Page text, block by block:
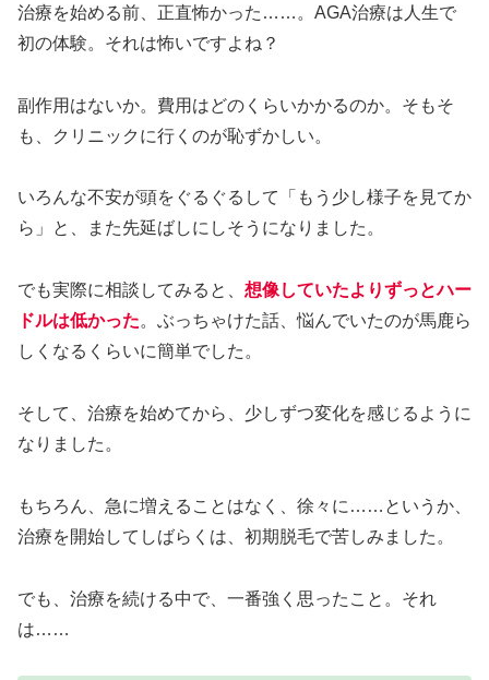
治療を始める前、正直怖かった……。AGA治療は人生で
初の体験。それは怖いですよね？
副作用はないか。費用はどのくらいかかるのか。そもそ
も、クリニックに行くのが恥ずかしい。
いろんな不安が頭をぐるぐるして「もう少し様子を見てか
ら」と、また先延ばしにしそうになりました。
でも実際に相談してみると、 想像していたよりずっとハー
ドルは低かった。ぶっちゃけた話、悩んでいたのが馬鹿ら
しくなるくらいに簡単でした。
そして、治療を始めてから、少しずつ変化を感じるように
なりました。
もちろん、急に増えることはなく、徐々に……というか、
治療を開始してしばらくは、初期脱毛で苦しみました。
でも、治療を続ける中で、一番強く思ったこと。それ
は……